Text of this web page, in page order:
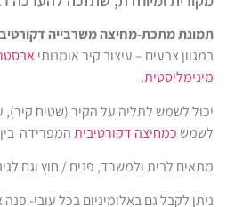
תמונת מתכת-מחיצה משרבייה דקורטיבית
במגוון צבעים – עיצוב קיר אומנותי
מינימליסטית.
יכול לשמש לתליה על הקיר (שטיח קיר),
לשמש כמחיצה דקורטיביתהמפרידה
מתאים לבית ולמשרד, פנים / חוץ וגם
ניתן לקבל גם באלומיניום בכל עובי- פנה